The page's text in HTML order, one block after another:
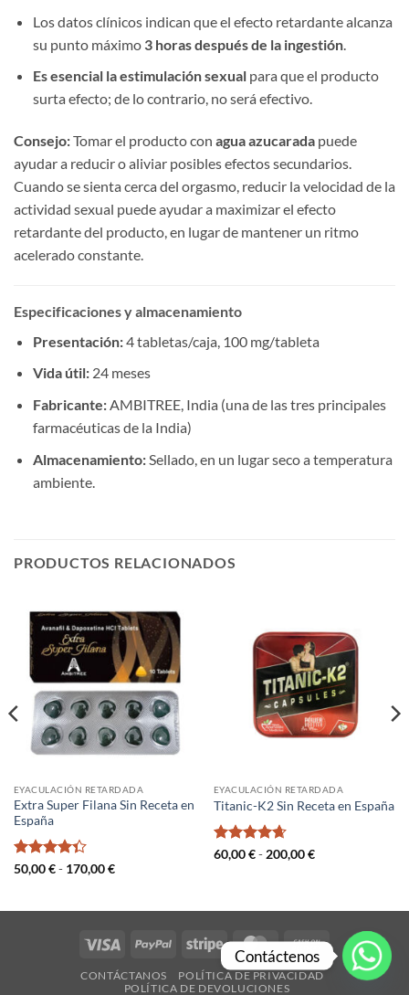
Los datos clínicos indican que el efecto retardante alcanza
su punto máximo ​ 3 horas después de la ingestión.
Es esencial la estimulación sexual​ para que el producto
surta efecto; de lo contrario, no será efectivo.
Consejo:​​ Tomar el producto con ​ agua azucarada ​ puede
ayudar a reducir o aliviar posibles efectos secundarios.
Cuando se sienta cerca del orgasmo, reducir la velocidad de la
actividad sexual puede ayudar a maximizar el efecto
retardante del producto, en lugar de mantener un ritmo
acelerado constante.
Especificaciones y almacenamiento
Presentación:​​ 4 tabletas/caja, 100 mg/tableta
Vida útil:​​ 24 meses
Fabricante:​​ AMBITREE, India (una de las tres principales
farmacéuticas de la India)
Almacenamiento:​​ Sellado, en un lugar seco a temperatura
ambiente.
PRODUCTOS RELACIONADOS
EYACULACIÓN RETARDADA
Extra Super Filana Sin Receta en
España
Valorado
50,00€ - 170,00€Rango
50,00 €
170,00 €
EYACULACIÓN RETARDADA
Titanic-K2 Sin Receta en España
Valorado
60,00€ - 200,00€Rango
hasta
Visa PayPal Stripe MasterCardCash
On
Delivery
CONTÁCTANOS
POLÍTICA DE PRIVACIDAD
POLÍTICA DE DEVOLUCIONES
Contáctenos